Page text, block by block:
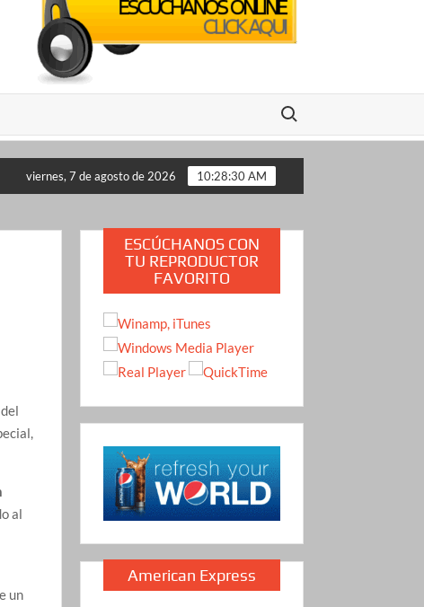
Buscar:
propone a Estados Unidos Crimen de la influencer
viernes, 7 de agosto de 2026 10:28:31 AM
al
un
ESCÚCHANOS CON
TU REPRODUCTOR
FAVORITO
American Express